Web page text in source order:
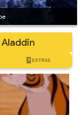
Aladdin
7 EXTRAS